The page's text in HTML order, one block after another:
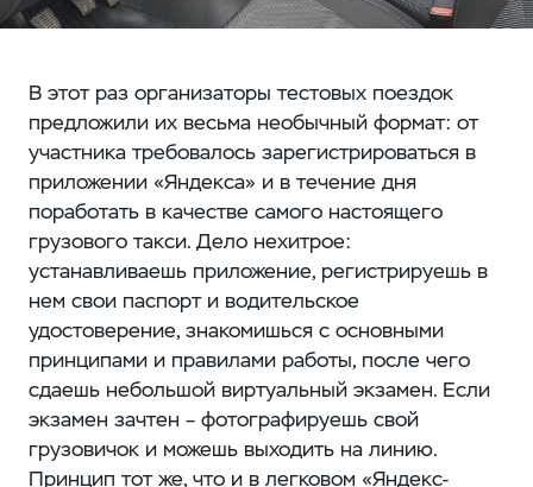
В этот раз организаторы тестовых поездок
предложили их весьма необычный формат: от
участника требовалось зарегистрироваться в
приложении «Яндекса» и в течение дня
поработать в качестве самого настоящего
грузового такси. Дело нехитрое:
устанавливаешь приложение, регистрируешь в
нем свои паспорт и водительское
удостоверение, знакомишься с основными
принципами и правилами работы, после чего
сдаешь небольшой виртуальный экзамен. Если
экзамен зачтен – фотографируешь свой
грузовичок и можешь выходить на линию.
Принцип тот же, что и в легковом «Яндекс-